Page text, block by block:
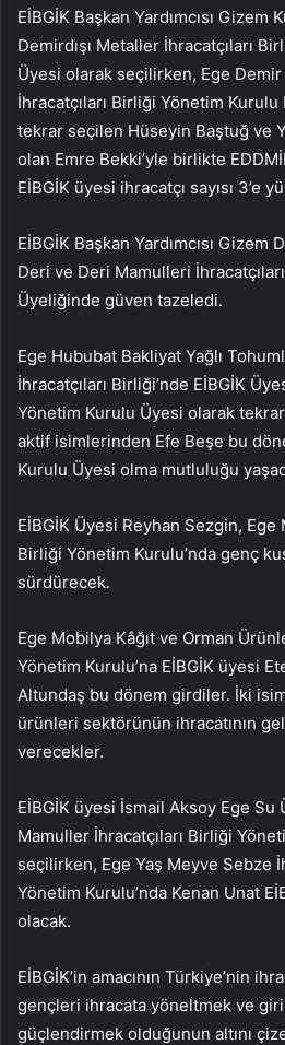
EİBGİK Başkan Yardımcısı Gizem
Demirdışı Metaller İhracatçıları
Üyesi olarak seçilirken, Ege Demir
İhracatçıları Birliği Yönetim Kurulu
tekrar seçilen Hüseyin Baştuğ ve
olan Emre Bekki’yle birlikte
EİBGİK üyesi ihracatçı sayısı 3’e
EİBGİK Başkan Yardımcısı Gizem
Deri ve Deri Mamulleri
Üyeliğinde güven tazeledi.
Ege Hububat Bakliyat Yağlı
İhracatçıları Birliği’nde EİBGİK
Yönetim Kurulu Üyesi olarak
aktif isimlerinden Efe Beşe bu
Kurulu Üyesi olma mutluluğu
EİBGİK Üyesi Reyhan Sezgin, Ege
Birliği Yönetim Kurulu’nda genç
sürdürecek.
Ege Mobilya Kâğıt ve Orman
Yönetim Kurulu’na EİBGİK üyesi
Altundaş bu dönem girdiler. İki
ürünleri sektörünün ihracatının
verecekler.
EİBGİK üyesi İsmail Aksoy Ege
Mamuller İhracatçıları Birliği
seçilirken, Ege Yaş Meyve Sebze
Yönetim Kurulu’nda Kenan Unat
olacak.
EİBGİK’in amacının Türkiye’nin
gençleri ihracata yöneltmek ve
güçlendirmek olduğunun altını